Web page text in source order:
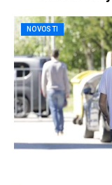
NOVOSTI